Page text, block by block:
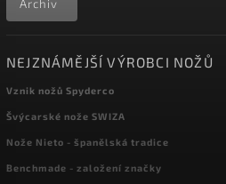
Archiv
NEJZNÁMĚJŠÍ VÝROBCI NOŽŮ
Vznik nožů Spyderco
Švýcarské nože SWIZA
Nože Nieto - španělská tradice
Benchmade - založení značky